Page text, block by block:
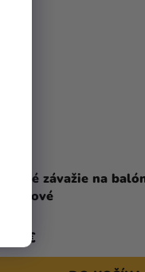
Fóliové závažie na
perleťové
1,25 €